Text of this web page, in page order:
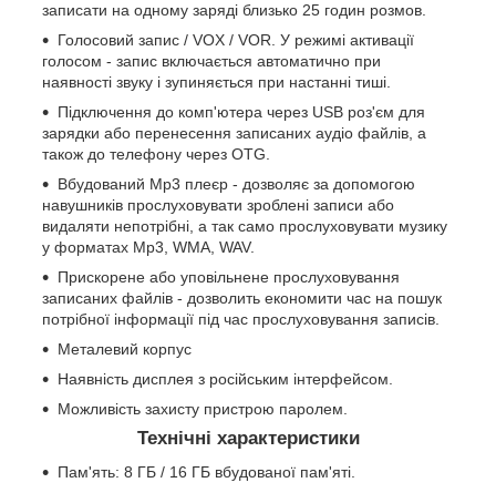
записати на одному заряді близько 25 годин розмов.
Голосовий запис / VOX / VOR. У режимі активації
голосом - запис включається автоматично при
наявності звуку і зупиняється при настанні тиші.
Підключення до комп'ютера через USB роз'єм для
зарядки або перенесення записаних аудіо файлів, а
також до телефону через OTG.
Вбудований Mp3 плеєр - дозволяє за допомогою
навушників прослуховувати зроблені записи або
видаляти непотрібні, а так само прослуховувати музику
у форматах Mp3, WMA, WAV.
Прискорене або уповільнене прослуховування
записаних файлів - дозволить економити час на пошук
потрібної інформації під час прослуховування записів.
Металевий корпус
Наявність дисплея з російським інтерфейсом.
Можливість захисту пристрою паролем.
Технічні характеристики
Пам'ять: 8 ГБ / 16 ГБ вбудованої пам'яті.